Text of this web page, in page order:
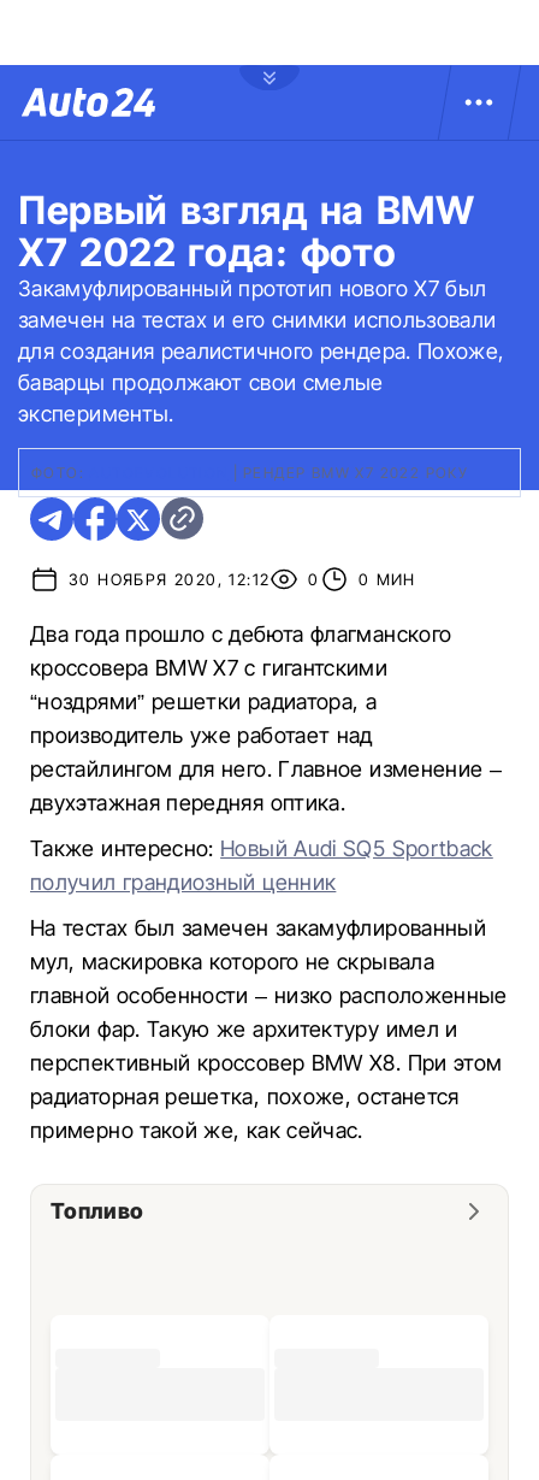
Первый взгляд на BMW
X7 2022 года: фото
Закамуфлированный прототип нового X7 был
замечен на тестах и его снимки использовали
для создания реалистичного рендера. Похоже,
баварцы продолжают свои смелые
эксперименты.
ФОТО: РЕНДЕР BMW X7 2022 РОКУ
30 НОЯБРЯ 2020, 12:12 0 0 МИН
Два года прошло с дебюта флагманского
кроссовера BMW X7 с гигантскими
“ноздрями” решетки радиатора, а
производитель уже работает над
рестайлингом для него. Главное изменение –
двухэтажная передняя оптика.
Также интересно: Новый Audi SQ5 Sportback
получил грандиозный ценник
На тестах был замечен закамуфлированный
мул, маскировка которого не скрывала
главной особенности – низко расположенные
блоки фар. Такую же архитектуру имел и
перспективный кроссовер BMW X8. При этом
радиаторная решетка, похоже, останется
примерно такой же, как сейчас.
Топливо